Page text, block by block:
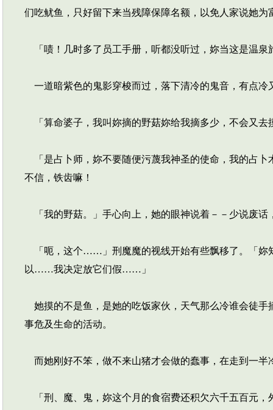
们吃鱿鱼，只好留下来当残障保障名额，以免人家说她为
「啧！几时多了员工手册，听都没听过，妳当这是温泉
一道暗紫色的鬼影穿梭而过，落下清冷的鬼音，有点冷
「算命婆子，我叫妳摘的野菇妳给我摘多少，不会又
「是占卜师，妳不要随便污蔑我神圣的使命，我的占卜
不信，铁齿嘛！
「我的野菇。」手心向上，她的眼神说着－－少说废话
「呃，这个……」刑魔魔的视线开始有些飘移了。「妳
以……我决定放它们假……」
她摸的不是鱼，是她的吃饭家伙，天气那么冷谁会徒手
事危及生命的活动。
而她刚好不笨，做不来山猪才会做的蠢事，在走到一半
「刑、魔、鬼，妳这个月的食宿费还积欠六千五百元，